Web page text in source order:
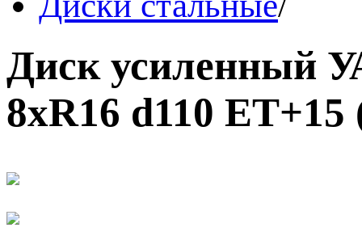
Диск усиленный
8xR16 d110